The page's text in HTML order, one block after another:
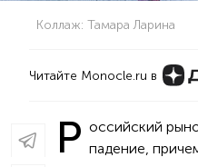
Коллаж: Тамара Ларина
Читайте Monocle.ru в
Р оссийский
падение,